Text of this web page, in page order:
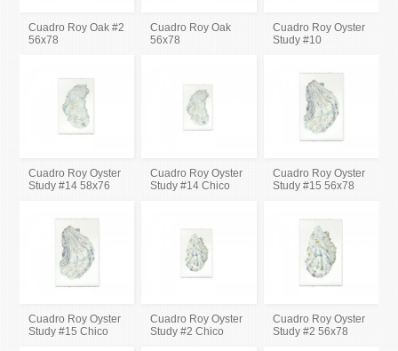
Cuadro Roy Oak #2
56x78
Cuadro Roy Oak
56x78
Cuadro Roy Oyster
Study #10
Cuadro Roy Oyster
Study #14 58x76
Cuadro Roy Oyster
Study #14 Chico
Cuadro Roy Oyster
Study #15 56x78
Cuadro Roy Oyster
Study #15 Chico
Cuadro Roy Oyster
Study #2 Chico
Cuadro Roy Oyster
Study #2 56x78